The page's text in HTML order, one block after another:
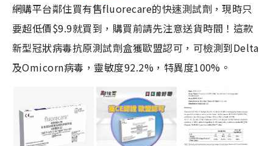
網購平台鄰住買有售fluorecare的快速測試劑，現時只
要超低價$9.9就買到，購買前請先注意送貨時間！這款
新型冠狀病毒抗原測試劑盒獲歐盟認可，可檢測到Delta
及Omicorn病毒，靈敏度92.2%，特異度100%。